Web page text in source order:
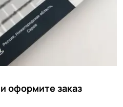
оформите заказ